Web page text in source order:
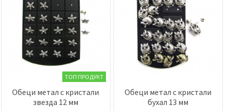
ТОП ПРОДУКТ
Обеци метал с кристали
звезда 12 мм
Обеци метал с кристали
бухал 13 мм